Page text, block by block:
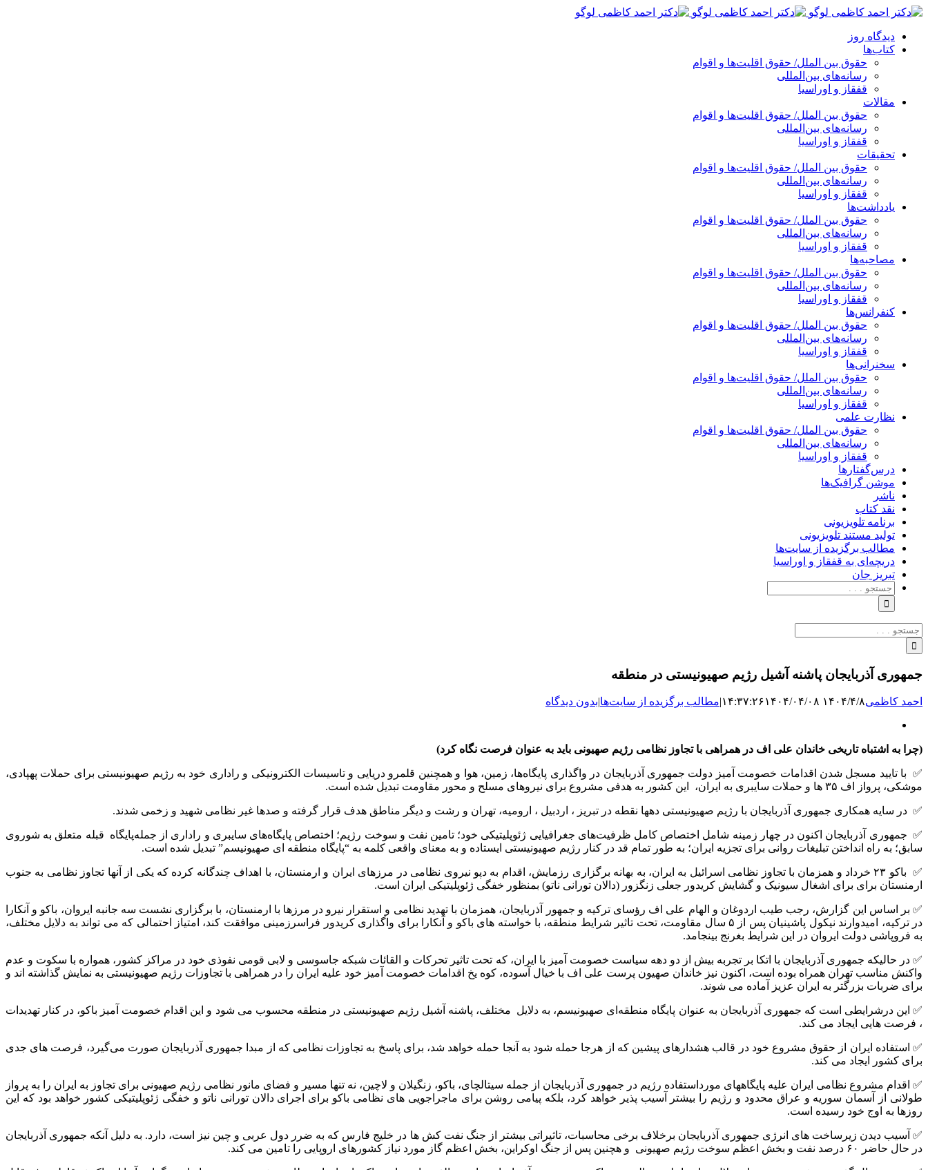
پرش
محتوا
دیدگاه روز
کتاب‌ها
حقوق بین الملل/ حقوق اقلیت‌ها و اقوام
رسانه‌های بین‌المللی
قفقاز و اوراسیا
مقالات
حقوق بین الملل/ حقوق اقلیت‌ها و اقوام
رسانه‌های بین‌المللی
قفقاز و اوراسیا
تحقیقات
حقوق بین الملل/ حقوق اقلیت‌ها و اقوام
رسانه‌های بین‌المللی
قفقاز و اوراسیا
یادداشت‌ها
حقوق بین الملل/ حقوق اقلیت‌ها و اقوام
رسانه‌های بین‌المللی
قفقاز و اوراسیا
مصاحبه‌ها
حقوق بین الملل/ حقوق اقلیت‌ها و اقوام
رسانه‌های بین‌المللی
قفقاز و اوراسیا
کنفرانس‌ها
حقوق بین الملل/ حقوق اقلیت‌ها و اقوام
رسانه‌های بین‌المللی
قفقاز و اوراسیا
سخنرانی‌ها
حقوق بین الملل/ حقوق اقلیت‌ها و اقوام
رسانه‌های بین‌المللی
قفقاز و اوراسیا
نظارت علمی
حقوق بین الملل/ حقوق اقلیت‌ها و اقوام
رسانه‌های بین‌المللی
قفقاز و اوراسیا
درس‌گفتارها
موشن گرافیک‌ها
ناشر
نقد کتاب
برنامه‌ تلویزیونی
تولید مستند تلویزیونی
مطالب برگزیده از سایت‌ها
دریچه‌ای به قفقاز و اوراسیا
تبریزِ جان
جستجو
برای:
جستجو
برای:
جمهوری آذربایجان پاشنه آشیل رژیم صهیونیستی در منطقه
احمد کاظمی۱۴۰۴/۴/۸ ۱۴:۳۷:۲۶ ۱۴۰۴/۰۴/۰۸ |مطالب برگزیده از سایت‌ها|بدون دیدگاه
بزرگ
(چرا به اشتباه تاریخی خاندان علی اف در همراهی با تجاوز نظامی رژیم صهیونی باید به عنوان فرصت نگاه کرد)
✅ با تایید مسجل شدن اقدامات خصومت آمیز دولت جمهوری آذربایجان در واگذاری پایگاه‌ها، زمین، هوا و همچنین قلمرو دریایی و تاسیسات الکترونیکی و راداری خود به رژیم صهیونیستی برای حملات پهپادی،
موشکی، پرواز اف ۳۵ ها و حملات سایبری به ایران، این کشور به هدفی مشروع برای نیروهای مسلح و محور مقاومت تبدیل شده است.
✅ در سایه همکاری جمهوری آذربایجان با رژیم صهیونیستی دهها نقطه در تبریز ، اردبیل ، ارومیه، تهران و رشت و دیگر مناطق هدف قرار گرفته و صدها غیر نظامی شهید و زخمی شدند.
✅ جمهوری آذربایجان اکنون در چهار زمینه شامل اختصاص کامل ظرفیت‌های جغرافیایی ژئوپلیتیکی خود؛ تامین نفت و سوخت رژیم؛ اختصاص پایگاه‌های سایبری و راداری از جمله‌پایگاه قبله متعلق به شوروی
سابق؛ به راه انداختن تبلیغات روانی برای تجزیه ایران؛ به طور تمام قد در کنار رژیم صهیونیستی ایستاده و به معنای واقعی کلمه به “پایگاه منطقه ای صهیونیسم” تبدیل شده است.
✅ باکو ۲۳ خرداد و همزمان با تجاوز نظامی اسرائیل به ایران، به بهانه برگزاری رزمایش، اقدام به دپو نیروی نظامی در مرزهای ایران و ارمنستان، با اهداف چندگانه کرده که یکی از آنها تجاوز نظامی به جنوب
ارمنستان برای برای اشغال سیونیک و گشایش کریدور جعلی زنگزور (دالان تورانی ناتو) بمنظور خفگی ژئوپلیتیکی ایران است.
✅ بر اساس این گزارش‌، رجب طیب اردوغان و الهام علی اف رؤسای ترکیه و جمهور آذربایجان، همزمان با تهدید نظامی و استقرار نیرو در مرزها با ارمنستان، با برگزاری نشست سه جانبه ایروان، باکو و آنکارا
در ترکیه، امیدوارند نیکول پاشینیان پس از ۵ سال مقاومت، تحت تاثیر شرایط منطقه، با خواسته های باکو و آنکارا برای واگذاری کریدور فراسرزمینی موافقت کند، امتیاز احتمالی که می تواند به دلایل مختلف،
به فروپاشی دولت ایروان در این شرایط بغرنج بینجامد.
✅ در حالیکه جمهوری آذربایجان با اتکا بر تجربه بیش از دو دهه سیاست خصومت آمیز با ایران، که تحت تاثیر تحرکات و القائات شبکه جاسوسی و لابی قومی نفوذی خود در مراکز کشور، همواره با سکوت و عدم
واکنش مناسب تهران همراه بوده است، اکنون نیز خاندان صهیون پرست علی اف با خیال آسوده، کوه یخ اقدامات خصومت آمیز خود علیه ایران را در همراهی با تجاوزات رژیم صهیونیستی به نمایش گذاشته اند و
برای ضربات بزرگتر به ایران عزیز آماده می شوند.
✅ این درشرایطی است که جمهوری آذربایجان به عنوان پایگاه منطقه‌ای صهیونیسم، به دلایل مختلف، پاشنه آشیل رژیم صهیونیستی در منطقه محسوب می شود و این اقدام خصومت آمیز باکو، در کنار تهدیدات
، فرصت هایی ایجاد می کند.
✅ استفاده ایران از حقوق مشروع خود در قالب هشدارهای پیشین که از هرجا حمله شود به آنجا حمله خواهد شد، برای پاسخ به تجاوزات نظامی که از مبدا جمهوری آذربایجان صورت می‌گیرد، فرصت های جدی
برای کشور ایجاد می کند.
✅ اقدام مشروع نظامی ایران علیه پایگاههای مورداستفاده رژیم در جمهوری آذربایجان از جمله سیتالچای، باکو، زنگیلان و لاچین، نه تنها مسیر و فضای مانور نظامی رژیم صهیونی برای تجاوز به ایران را به پرواز
طولانی از آسمان سوریه و عراق محدود و رژیم را بیشتر آسیب پذیر خواهد کرد، بلکه پیامی روشن برای ماجراجویی های نظامی باکو برای اجرای دالان تورانی ناتو و خفگی ژئوپلیتیکی کشور خواهد بود که این
روزها به اوج خود رسیده است.
✅ آسیب دیدن زیرساخت های انرژی جمهوری آذربایجان برخلاف برخی محاسبات، تاثیراتی بیشتر از جنگ نفت کش ها در خلیج فارس که به ضرر دول عربی و چین نیز است، دارد. به دلیل آنکه جمهوری آذربایجان
در حال حاضر ۶۰ درصد نفت و بخش اعظم سوخت رژیم صهیونی و هچنین پس از جنگ اوکراین، بخش اعظم گاز مورد نیاز کشورهای اروپایی را تامین می کند.